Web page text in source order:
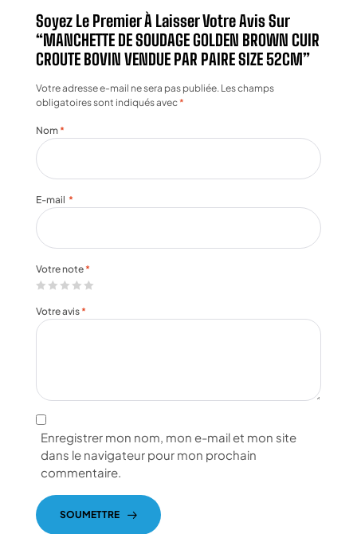
Soyez Le Premier À Laisser Votre Avis Sur
“MANCHETTE DE SOUDAGE GOLDEN BROWN CUIR
CROUTE BOVIN VENDUE PAR PAIRE SIZE 52CM”
Votre adresse e-mail ne sera pas publiée. Les champs
obligatoires sont indiqués avec*
Votre note *
Votre avis *
Nom *
E-mail *
Enregistrer mon nom, mon e-mail et mon site
dans le navigateur pour mon prochain
commentaire.
SOUMETTRE